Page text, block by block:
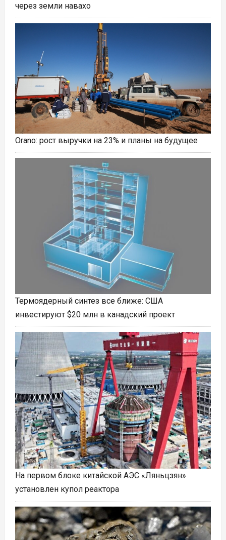
через земли навахо
Orano: рост выручки на 23% и планы на будущее
Термоядерный синтез все ближе: США
инвестируют $20 млн в канадский проект
На первом блоке китайской АЭС «Ляньцзян»
установлен купол реактора